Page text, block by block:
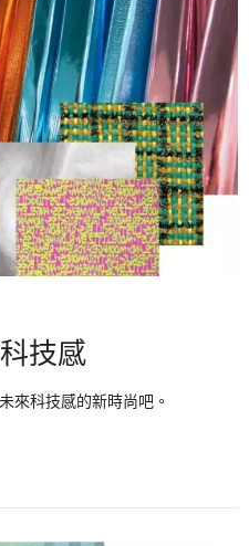
技感
來科技感的新時尚吧。